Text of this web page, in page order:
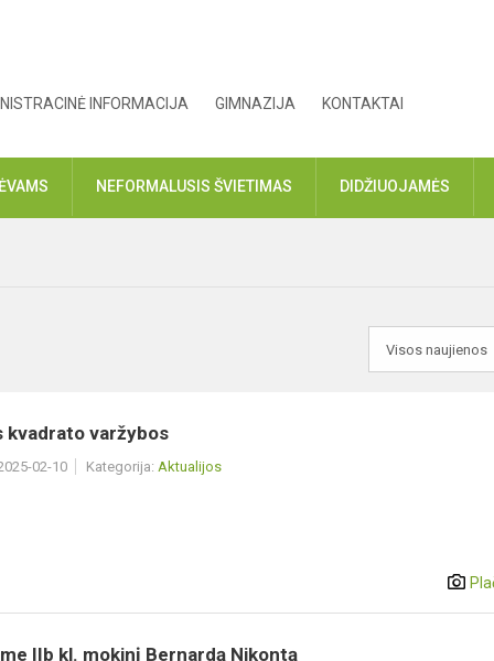
INFORMACIJA GIMNAZIJA KONTAKTAI
NEFORMALUSIS ŠVIETIMAS DIDŽIUOJAMĖS
kvadrato varžybos
02-10 Kategorija: Aktualijos
IIb kl. mokinį Bernardą Nikontą